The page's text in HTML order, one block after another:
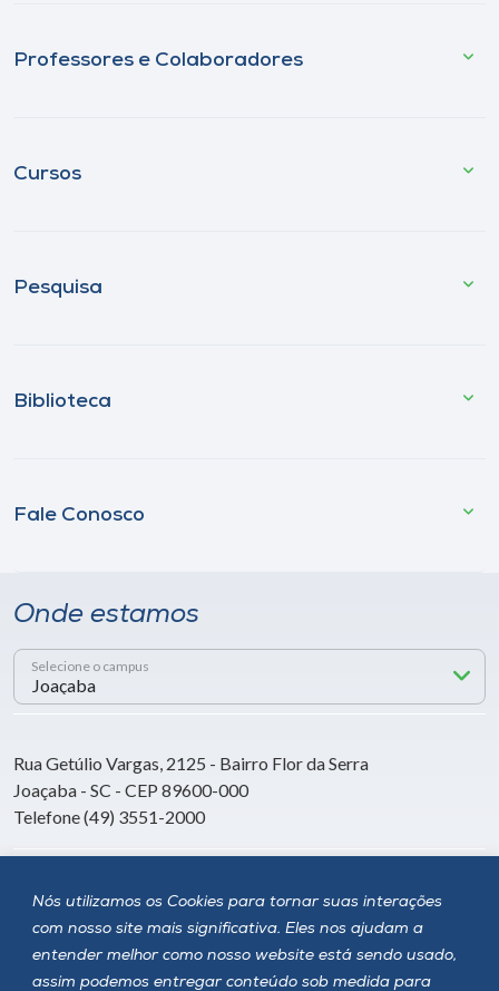
Nós utilizamos os Cookies para tornar suas interações
com nosso site mais significativa. Eles nos ajudam a
entender melhor como nosso website está sendo usado,
assim podemos entregar conteúdo sob medida para
Professores e Colaboradores
Cursos
Pesquisa
Biblioteca
Fale Conosco
Onde estamos
Selecione o campus
Rua Getúlio Vargas, 2125 - Bairro Flor da Serra
Joaçaba - SC - CEP 89600-000
Telefone (49) 3551-2000
Siga a Unoesc